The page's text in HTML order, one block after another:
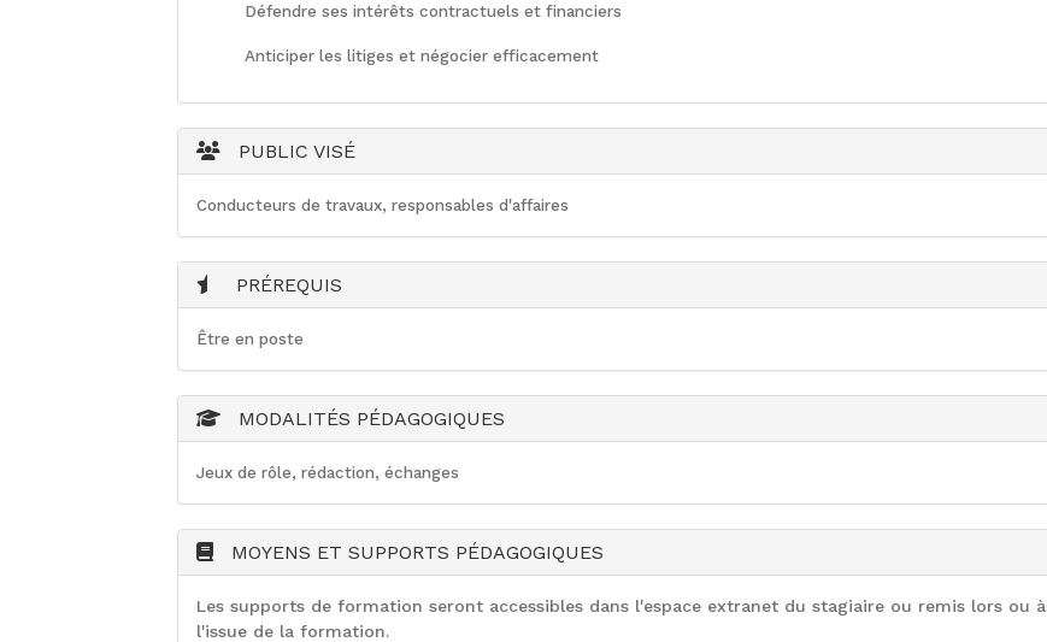
Défendre ses intérêts contractuels et financiers
Anticiper les litiges et négocier efficacement
PUBLIC VISÉ
Conducteurs de travaux, responsables d'affaires
PRÉREQUIS
Être en poste
MODALITÉS PÉDAGOGIQUES
Jeux de rôle, rédaction, échanges
MOYENS ET SUPPORTS PÉDAGOGIQUES
Les supports de formation seront accessibles dans l'espace extranet du stagiaire ou remis lors ou à
l'issue de la formation.